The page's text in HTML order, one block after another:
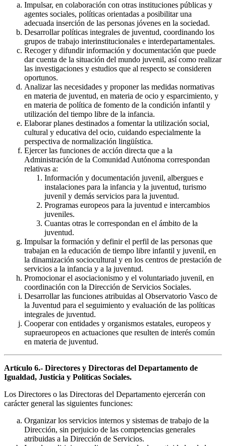
Impulsar, en colaboración con otras instituciones públicas y
agentes sociales, políticas orientadas a posibilitar una
adecuada inserción de las personas jóvenes en la sociedad.
Desarrollar políticas integrales de juventud, coordinando los
grupos de trabajo interinstitucionales e interdepartamentales.
Recoger y difundir información y documentación que puede
dar cuenta de la situación del mundo juvenil, así como realizar
las investigaciones y estudios que al respecto se consideren
oportunos.
Analizar las necesidades y proponer las medidas normativas
en materia de juventud, en materia de ocio y esparcimiento, y
en materia de política de fomento de la condición infantil y
utilización del tiempo libre de la infancia.
Elaborar planes destinados a fomentar la utilización social,
cultural y educativa del ocio, cuidando especialmente la
perspectiva de normalización lingüística.
Ejercer las funciones de acción directa que a la
Administración de la Comunidad Autónoma correspondan
relativas a:
Información y documentación juvenil, albergues e
instalaciones para la infancia y la juventud, turismo
juvenil y demás servicios para la juventud.
Programas europeos para la juventud e intercambios
juveniles.
Cuantas otras le correspondan en el ámbito de la
juventud.
Impulsar la formación y definir el perfil de las personas que
trabajan en la educación de tiempo libre infantil y juvenil, en
la dinamización sociocultural y en los centros de prestación de
servicios a la infancia y a la juventud.
Promocionar el asociacionismo y el voluntariado juvenil, en
coordinación con la Dirección de Servicios Sociales.
Desarrollar las funciones atribuidas al Observatorio Vasco de
la Juventud para el seguimiento y evaluación de las políticas
integrales de juventud.
Cooperar con entidades y organismos estatales, europeos y
supraeuropeos en actuaciones que resulten de interés común
en materia de juventud.
Artículo 6.- Directores y Directoras del Departamento de
Igualdad, Justicia y Políticas Sociales.
Los Directores o las Directoras del Departamento ejercerán con
carácter general las siguientes funciones:
Organizar los servicios internos y sistemas de trabajo de la
Dirección, sin perjuicio de las competencias generales
atribuidas a la Dirección de Servicios.